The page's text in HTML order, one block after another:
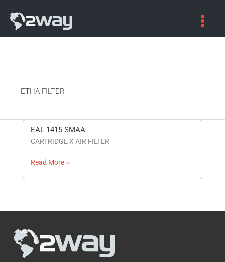
ETHA FILTER
EAL 1415 SMAA
CARTRIDGE X AIR FILTER
EAL
1415
Read More »